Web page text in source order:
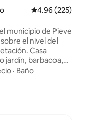
Calificación promedio:
4.96 (225)
municipio de Pieve
el nivel del
Casa
jardín, barbacoa,
la cabaña
de salón
pequeño; en
· Baño